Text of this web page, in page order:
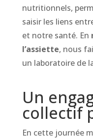
nutritionnels,
saisir les liens
et notre santé. En
l’assiette, nous
un laboratoire de
Un
collectif
En cette journée